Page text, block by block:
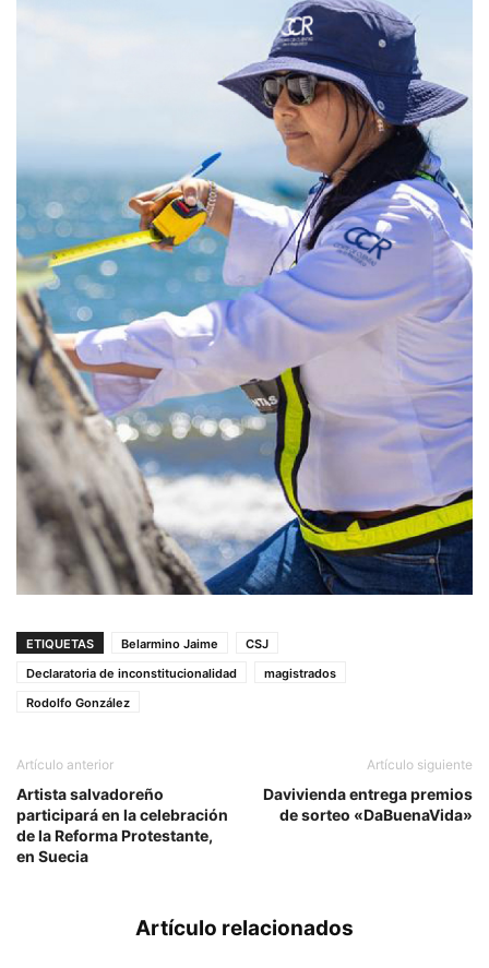
ETIQUETAS Belarmino Jaime
CSJ
Declaratoria de inconstitucionalidad
magistrados
Rodolfo González
Artículo anterior
Artista salvadoreño
participará en la celebración
de la Reforma Protestante,
en Suecia
Artículo siguiente
Davivienda entrega premios
de sorteo «DaBuenaVida»
Artículo relacionados